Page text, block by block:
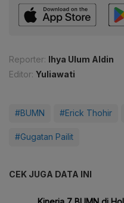
Reporter: Ihya Ulum Aldin
Editor: Yuliawati
#BUMN #Erick Thohir
#Gugatan Pailit
CEK JUGA DATA INI